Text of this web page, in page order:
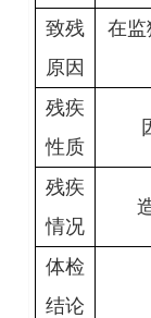
致残
原因
在监
残疾
性质
残疾
情况
体检
结论